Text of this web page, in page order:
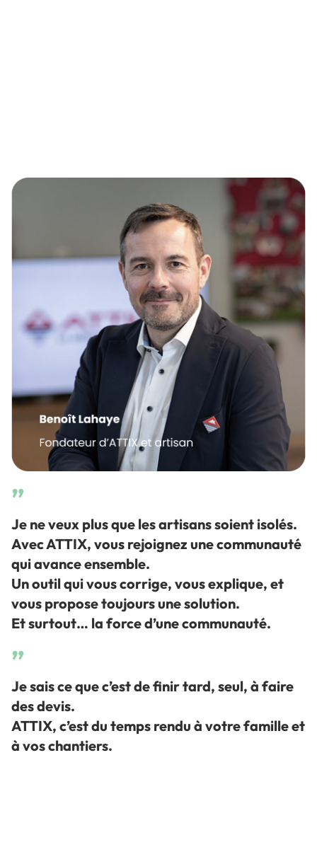
”
Je ne veux plus que les artisans soient isolés.
Avec ATTIX, vous rejoignez une communauté
qui avance ensemble.
Un outil qui vous corrige, vous explique, et
vous propose toujours une solution.
Et surtout… la force d’une communauté.
”
Je sais ce que c’est de finir tard, seul, à faire
des devis.
ATTIX, c’est du temps rendu à votre famille et
à vos chantiers.